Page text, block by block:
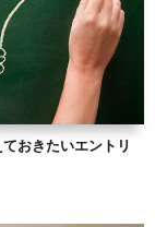
おきたいエントリ